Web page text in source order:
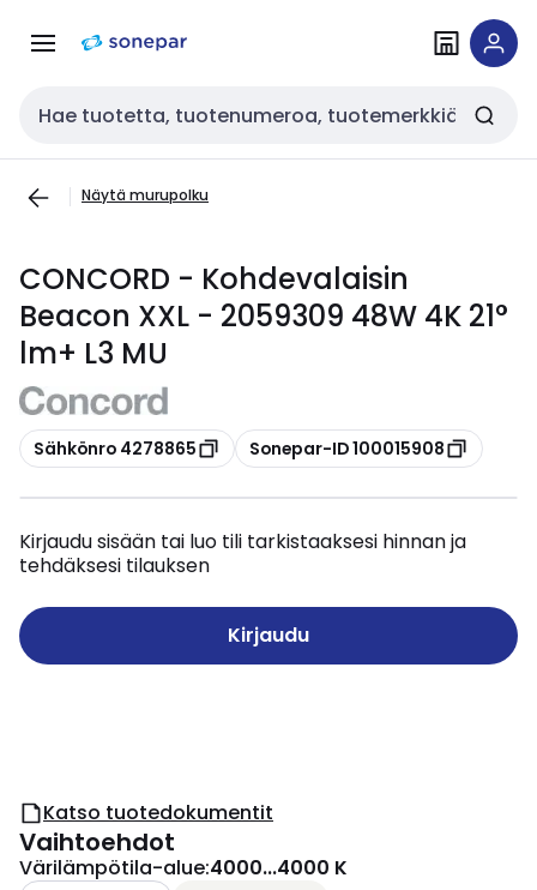
navigointiinsisältöön
Haku
Näytä murupolku
CONCORD - Kohdevalaisin
Beacon XXL - 2059309 48W 4K 21°
lm+ L3 MU
Kopioi
Sähkönro 4278865 Kopioi
Sonepar-ID 100015908
Kirjaudu sisään tai luo tili tarkistaaksesi hinnan ja
tehdäksesi tilauksen
Kirjaudu
Katso tuotedokumentit
Vaihtoehdot
Värilämpötila-alue:4000...4000 K